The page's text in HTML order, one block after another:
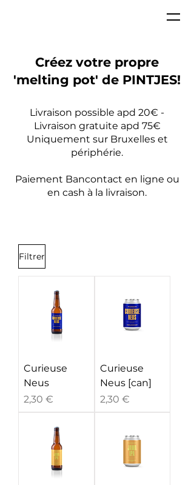
Créez votre propre
'melting pot' de PINTJES!
Livraison possible apd 20€ -
Livraison gratuite apd 75€
Uniquement sur Bruxelles et
périphérie.
Paiement Bancontact en ligne ou
en cash à la livraison.
Filtrer
Curieuse
Neus
Prix
2,30 €
Curieuse
Neus [can]
Prix
2,30 €